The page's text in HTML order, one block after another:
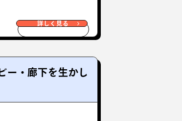
詳しく見る
ー・廊下を生かし